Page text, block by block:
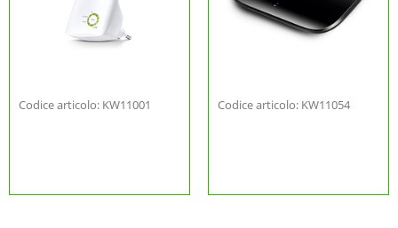
Codice articolo: KW11001 Codice articolo: KW11054